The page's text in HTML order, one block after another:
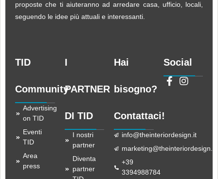
proposte che ti aiuteranno ad arredare casa, ufficio, locali,
seguendo le idee più attuali e interessanti.
TID
Community
Advertising
on TID
Eventi
TID
Area
press
I
PARTNER
DI TID
I nostri
partner
Diventa
partner
Hai
bisogno?
Contattaci!
info@theinteriordesign.it
marketing@theinteriordesign.it
+39
3394988784
Social